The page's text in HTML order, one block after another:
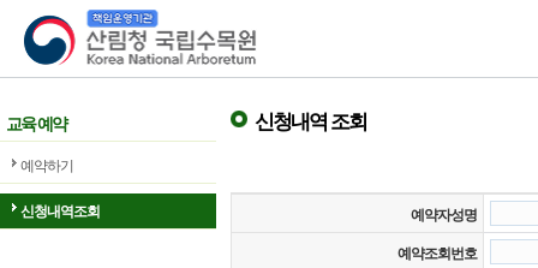
산림청 국립수목원
교육 예약
예약하기
신청내역조회
신청내역 조회
예약자성명
예약조회번호